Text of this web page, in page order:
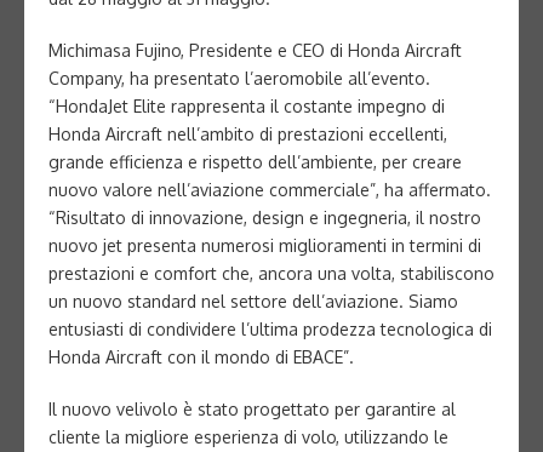
Michimasa Fujino, Presidente e CEO di Honda Aircraft
Company, ha presentato l’aeromobile all’evento.
“HondaJet Elite rappresenta il costante impegno di
Honda Aircraft nell’ambito di prestazioni eccellenti,
grande efficienza e rispetto dell’ambiente, per creare
nuovo valore nell’aviazione commerciale”, ha affermato.
“Risultato di innovazione, design e ingegneria, il nostro
nuovo jet presenta numerosi miglioramenti in termini di
prestazioni e comfort che, ancora una volta, stabiliscono
un nuovo standard nel settore dell’aviazione. Siamo
entusiasti di condividere l’ultima prodezza tecnologica di
Honda Aircraft con il mondo di EBACE”.
Il nuovo velivolo è stato progettato per garantire al
cliente la migliore esperienza di volo, utilizzando le